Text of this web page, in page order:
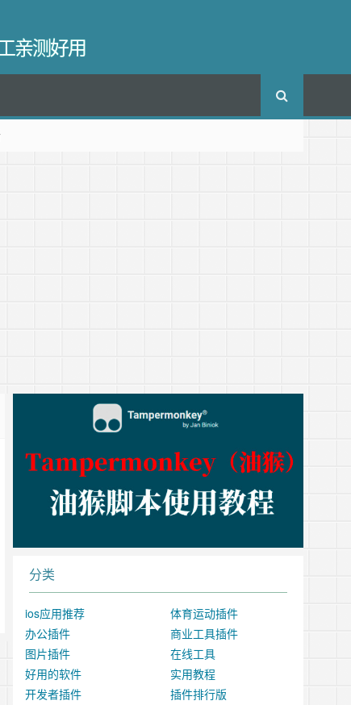
亲测好用
分类
ios应用推荐
体育运动插件
办公插件
商业工具插件
图片插件
在线工具
好用的软件
实用教程
开发者插件
插件排行版